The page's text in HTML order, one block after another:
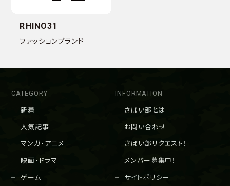
RHINO31
ファッションブランド
CATEGORY
新着
人気記事
マンガ・アニメ
映画・ドラマ
ゲーム
INFORMATION
さばい部とは
お問い合わせ
さばい部リクエスト！
メンバー募集中！
サイトポリシー